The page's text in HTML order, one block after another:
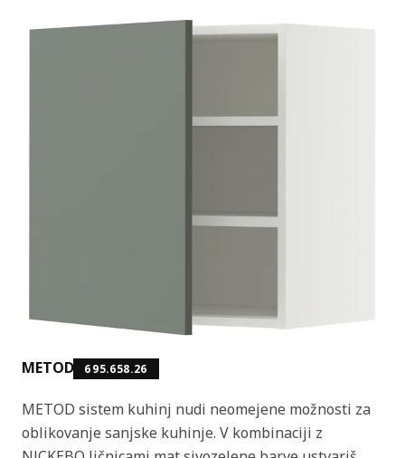
METOD 695.658.26
METOD sistem kuhinj nudi neomejene možnosti za
oblikovanje sanjske kuhinje. V kombinaciji z